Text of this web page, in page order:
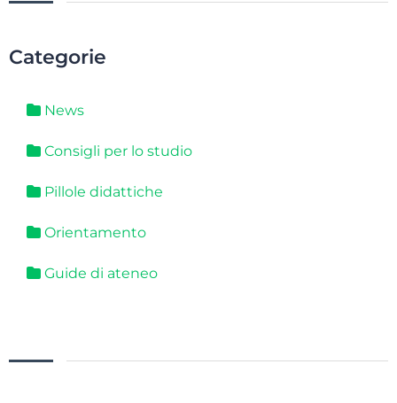
Categorie
News
Consigli per lo studio
Pillole didattiche
Orientamento
Guide di ateneo